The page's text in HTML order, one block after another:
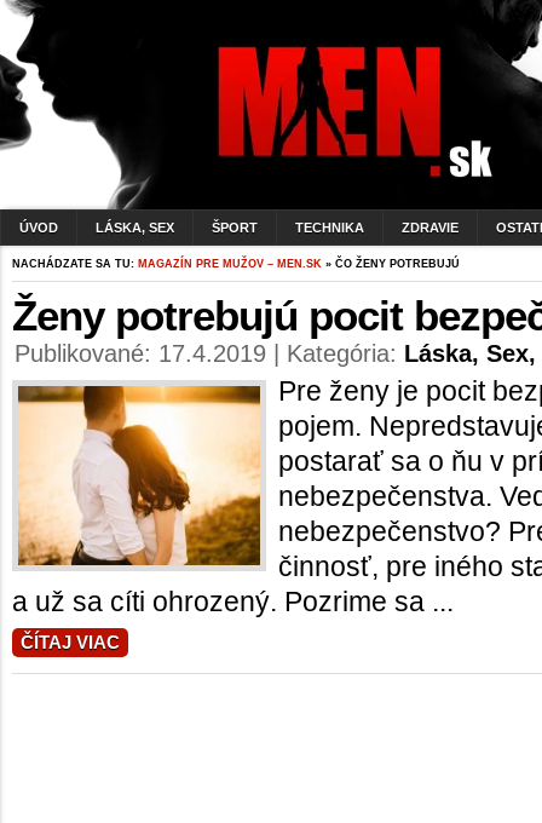
ÚVOD LÁSKA, SEX ŠPORT TECHNIKA ZDRAVIE
NACHÁDZATE SA TU: MAGAZÍN PRE MUŽOV – MEN.SK » ČO ŽENY POTREBUJÚ
Ženy potrebujú pocit
Publikované: 17.4.2019 | Kategória: Láska,
Pre ženy je pocit
pojem.
postarať sa o ňu v
nebezpečenstva.
nebezpečenstvo?
činnosť, pre iného
a už sa cíti ohrozený. Pozrime sa ...
ČÍTAJ VIAC